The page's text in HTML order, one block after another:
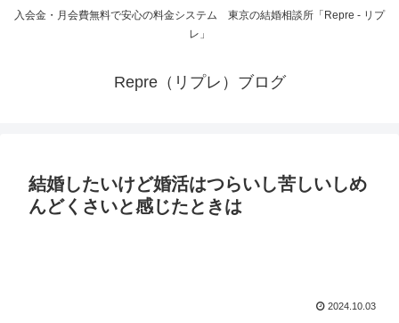
入会金・月会費無料で安心の料金システム 東京の結婚相談所「Repre - リプ
レ」
Repre（リプレ）ブログ
結婚したいけど婚活はつらいし苦しいしめ
んどくさいと感じたときは
2024.10.03